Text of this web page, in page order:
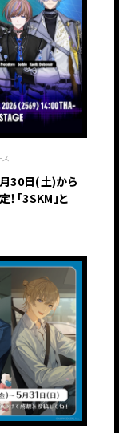
月30日(土)から
「3SKM」と